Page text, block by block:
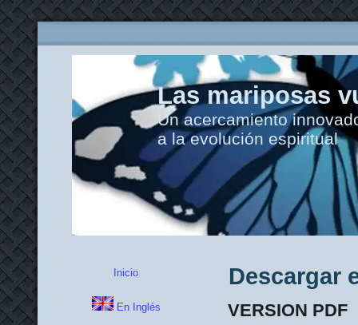
Las mariposas
Un acercamiento
a la evolución espiritual
Inicio
En Inglés
Descargar
VERSION PDF